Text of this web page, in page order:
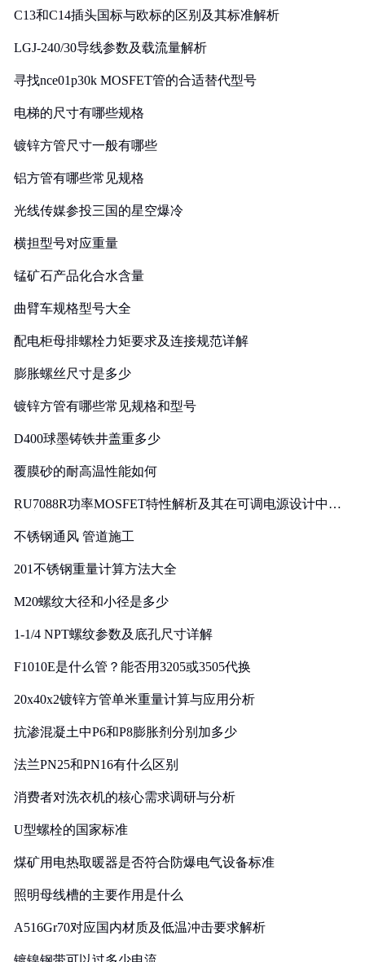
C13和C14插头国标与欧标的区别及其标准解析
LGJ-240/30导线参数及载流量解析
寻找nce01p30k MOSFET管的合适替代型号
电梯的尺寸有哪些规格
镀锌方管尺寸一般有哪些
铝方管有哪些常见规格
光线传媒参投三国的星空爆冷
横担型号对应重量
锰矿石产品化合水含量
曲臂车规格型号大全
配电柜母排螺栓力矩要求及连接规范详解
膨胀螺丝尺寸是多少
镀锌方管有哪些常见规格和型号
D400球墨铸铁井盖重多少
覆膜砂的耐高温性能如何
RU7088R功率MOSFET特性解析及其在可调电源设计中的
不锈钢通风 管道施工
201不锈钢重量计算方法大全
M20螺纹大径和小径是多少
1-1/4 NPT螺纹参数及底孔尺寸详解
F1010E是什么管？能否用3205或3505代换
20x40x2镀锌方管单米重量计算与应用分析
抗渗混凝土中P6和P8膨胀剂分别加多少
法兰PN25和PN16有什么区别
消费者对洗衣机的核心需求调研与分析
U型螺栓的国家标准
煤矿用电热取暖器是否符合防爆电气设备标准
照明母线槽的主要作用是什么
A516Gr70对应国内材质及低温冲击要求解析